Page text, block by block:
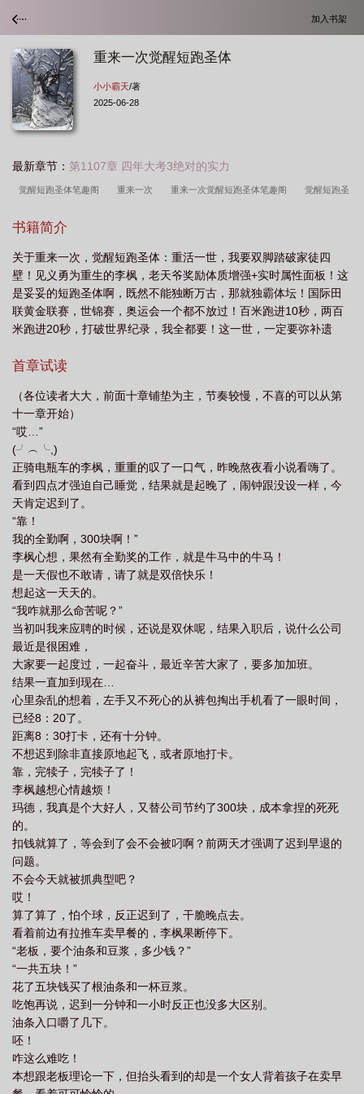
加入书架
重来一次觉醒短跑圣体
小小霸天/著
2025-06-28
最新章节： 第1107章 四年大考3绝对的实力
觉醒短跑圣体笔趣阁 重来一次 重来一次觉醒短跑圣体笔趣阁 觉醒短跑圣
书籍简介
关于重来一次，觉醒短跑圣体：重活一世，我要双脚踏破家徒四
壁！见义勇为重生的李枫，老天爷奖励体质增强+实时属性面板！这
是妥妥的短跑圣体啊，既然不能独断万古，那就独霸体坛！国际田
联黄金联赛，世锦赛，奥运会一个都不放过！百米跑进10秒，两百
米跑进20秒，打破世界纪录，我全都要！这一世，一定要弥补遗
首章试读
（各位读者大大，前面十章铺垫为主，节奏较慢，不喜的可以从第
十一章开始）
“哎…”
(╯︵╰,)
正骑电瓶车的李枫，重重的叹了一口气，昨晚熬夜看小说看嗨了。
看到四点才强迫自己睡觉，结果就是起晚了，闹钟跟没设一样，今
天肯定迟到了。
“靠！
我的全勤啊，300块啊！”
李枫心想，果然有全勤奖的工作，就是牛马中的牛马！
是一天假也不敢请，请了就是双倍快乐！
想起这一天天的。
“我咋就那么命苦呢？”
当初叫我来应聘的时候，还说是双休呢，结果入职后，说什么公司
最近是很困难，
大家要一起度过，一起奋斗，最近辛苦大家了，要多加加班。
结果一直加到现在…
心里杂乱的想着，左手又不死心的从裤包掏出手机看了一眼时间，
已经8：20了。
距离8：30打卡，还有十分钟。
不想迟到除非直接原地起飞，或者原地打卡。
靠，完犊子，完犊子了！
李枫越想心情越烦！
玛德，我真是个大好人，又替公司节约了300块，成本拿捏的死死
的。
扣钱就算了，等会到了会不会被叼啊？前两天才强调了迟到早退的
问题。
不会今天就被抓典型吧？
哎！
算了算了，怕个球，反正迟到了，干脆晚点去。
看着前边有拉推车卖早餐的，李枫果断停下。
“老板，要个油条和豆浆，多少钱？”
“一共五块！”
花了五块钱买了根油条和一杯豆浆。
吃饱再说，迟到一分钟和一小时反正也没多大区别。
油条入口嚼了几下。
呸！
咋这么难吃！
本想跟老板理论一下，但抬头看到的却是一个女人背着孩子在卖早